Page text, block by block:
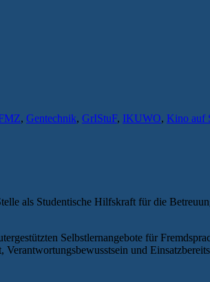
, Gentechnik, GrIStuF, IKUWO, Kino auf
als Studentische Hilfskraft für die
Selbstlernangebote für
und